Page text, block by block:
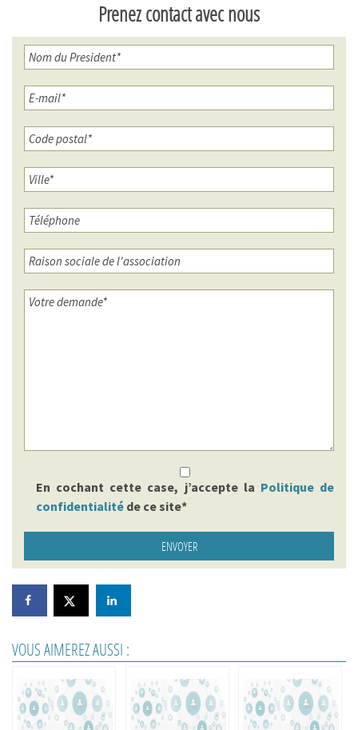
Prenez contact avec nous
En cochant cette case, j’accepte la Politique de
confidentialité de ce site*
VOUS AIMEREZ AUSSI :